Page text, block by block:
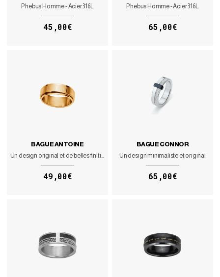
Phebus Homme - Acier 316L
45,00€
Phebus Homme - Acier 316L
65,00€
BAGUE ANTOINE
49,00€
BAGUE CONNOR
Un design minimaliste et original
65,00€